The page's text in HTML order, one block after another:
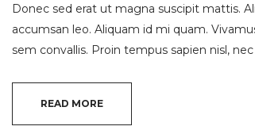
Donec sed erat ut magna suscipit mattis.
accumsan leo. Aliquam id mi quam.
sem convallis. Proin tempus sapien nisl,
READ MORE